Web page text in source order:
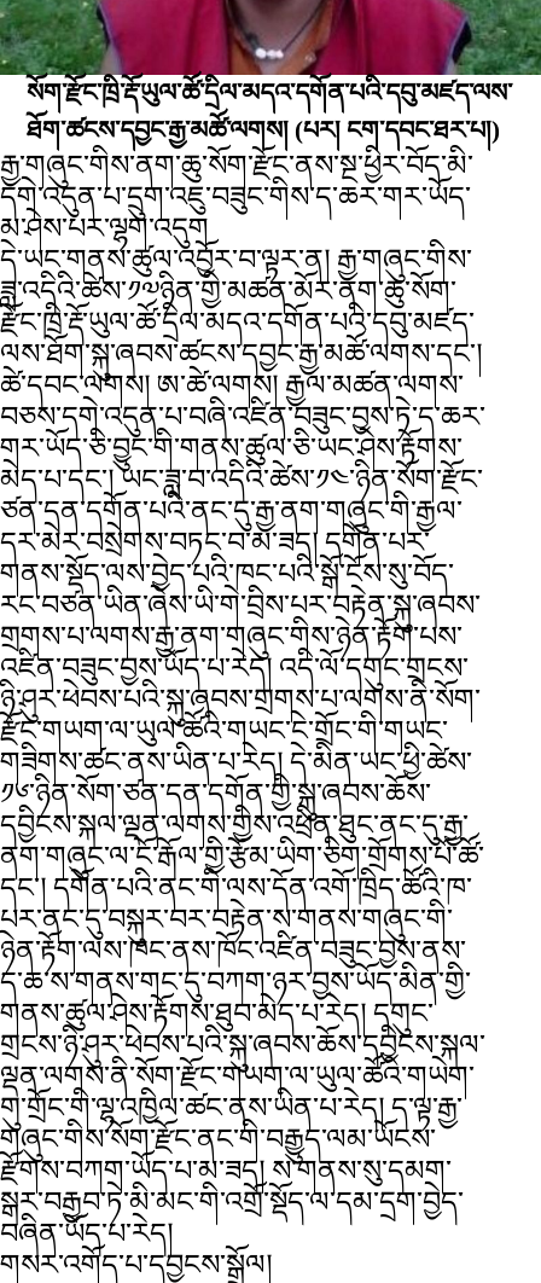
སོག་རྫོང་ཁྲི་རྡོ་ཡུལ་ཚོ་དྲིལ་མདའ་དགོན་པའི་དབུ་མཛད་ལས་
ཐོག་ཚངས་དབྱང་རྒྱ་མཚོ་ལགས། (པར། ངག་དབང་ཐར་པ།)
རྒྱ་གཞུང་གིས་ནག་ཆུ་སོག་རྫོང་ནས་སྔ་ཕྱིར་བོད་མི་
དགེ་འདུན་པ་དྲུག་འཇུ་བཟུང་གིས་ད་ཆར་གར་ཡོད་
མ་ཤེས་པར་ལྷག་འདུག
དེ་ཡང་གནས་ཚུལ་འབྱོར་བ་ལྟར་ན། རྒྱ་གཞུང་གིས་
ཟླ་འདིའི་ཚེས་༡༧ཉིན་གྱི་མཚན་མོར་ནག་ཆུ་སོག་
རྫོང་ཁྲི་རྡོ་ཡུལ་ཚོ་དྲིལ་མདའ་དགོན་པའི་དབུ་མཛད་
ལས་ཐོག་སྐུ་ཞབས་ཚངས་དབྱང་རྒྱ་མཚོ་ལགས་དང་།
ཚེ་དབང་ལགས། ཨ་ཚེ་ལགས། རྒྱལ་མཚན་ལགས་
བཅས་དགེ་འདུན་པ་བཞི་འཛིན་བཟུང་བྱས་ཏེ་ད་ཆར་
གར་ཡོད་ཅི་བྱུང་གི་གནས་ཚུལ་ཅི་ཡང་ཤེས་རྟོགས་
མེད་པ་དང་། ཡང་ཟླ་བ་འདིའི་ཚེས་༡༤་ཉིན་སོག་རྫོང་
ཙན་དན་དགོན་པའི་ནང་དུ་རྒྱ་ནག་གཞུང་གི་རྒྱལ་
དར་མེར་བསྲེགས་བཏང་བ་མ་ཟད། དགོན་པར་
གནས་སྡོད་ལས་བྱེད་པའི་ཁང་པའི་སྒོ་ངོས་སུ་བོད་
རང་བཙན་ཡིན་ཞེས་ཡི་གེ་བྲིས་པར་བརྟེན་སྐུ་ཞབས་
གྲགས་པ་ལགས་རྒྱ་ནག་གཞུང་གིས་ཉེན་རྟོག་པས་
འཛིན་བཟུང་བྱས་ཡོད་པ་རེད། འདི་ལོ་དགུང་གྲངས་
ཉི་ཤུར་ཕེབས་པའི་སྐུ་ཞབས་གྲགས་པ་ལགས་ནི་སོག་
རྫོང་གཡག་ལ་ཡུལ་ཚོའི་གཡང་ངེ་གྲོང་གི་གཡང་
གཟིགས་ཚང་ནས་ཡིན་པ་རེད། དེ་མིན་ཡང་ཕྱི་ཚེས་
༡༦་ཉིན་སོག་ཙན་དན་དགོན་གྱི་སྐུ་ཞབས་ཆོས་
དབྱིངས་སྐལ་ལྡན་ལགས་གྱིས་འཕྲིན་ཐུང་ནང་དུ་རྒྱ་
ནག་གཞུང་ལ་ངོ་རྒོལ་གྱི་རྩོམ་ཡིག་ཅིག་གྲོགས་པོ་ཚོ་
དང་། དགོན་པའི་ནང་གི་ལས་དོན་འགོ་ཁྲིད་ཚོའི་ཁ་
པར་ནང་དུ་བསྐུར་བར་བརྟེན་ས་གནས་གཞུང་གི་
ཉེན་རྟོག་ལས་ཁང་ནས་ཁོང་འཛིན་བཟུང་བྱས་ནས་
ད་ཆ་ས་གནས་གང་དུ་བཀག་ཉར་བྱས་ཡོད་མིན་གྱི་
གནས་ཚུལ་ཤེས་རྟོགས་ཐུབ་མེད་པ་རེད། དགུང་
གྲངས་ཉི་ཤུར་ཕེབས་པའི་སྐུ་ཞབས་ཆོས་དབྱིངས་སྐལ་
ལྡན་ལགས་ནི་སོག་རྫོང་གཡག་ལ་ཡུལ་ཚོའི་གཡེག་
གུ་གྲོང་གི་ལྷ་འཁྱིལ་ཚང་ནས་ཡིན་པ་རེད། ད་ལྟ་རྒྱ་
གཞུང་གིས་སོག་རྫོང་ནང་གི་བརྒྱུད་ལམ་ཡོངས་
རྫོགས་བཀག་ཡོད་པ་མ་ཟད། ས་གནས་སུ་དམག་
སྒར་བརྒྱབ་ཏེ་མི་མང་གི་འགྲོ་སྡོད་ལ་དམ་དྲག་བྱེད་
བཞིན་ཡོད་པ་རེད།
གསར་འགོད་པ་དབྱངས་སྒྲོལ།